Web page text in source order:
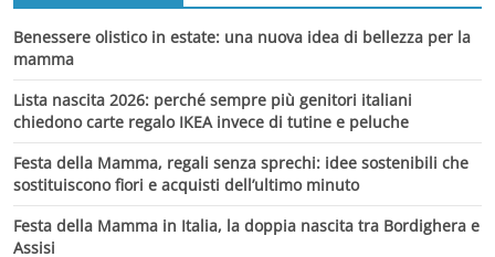
Benessere olistico in estate: una nuova idea di bellezza per la
mamma
Lista nascita 2026: perché sempre più genitori italiani
chiedono carte regalo IKEA invece di tutine e peluche
Festa della Mamma, regali senza sprechi: idee sostenibili che
sostituiscono fiori e acquisti dell’ultimo minuto
Festa della Mamma in Italia, la doppia nascita tra Bordighera e
Assisi